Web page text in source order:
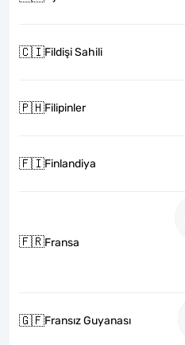
🇨🇮Fildişi Sahili
🇵🇭Filipinler
🇫🇮Finlandiya
🇫🇷Fransa
🇬🇫Fransız Guyanası